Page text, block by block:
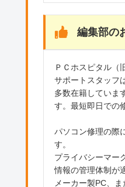
島/佐土原町下富
町/下原町/昭栄町/
王町/大工/高岡町
爪/西池町/錦本町/
町/船塚/古城町/平
山/マナビ野/丸島
町/矢の先町/山崎
編集部の
ＰＣホスピタル（
サポートスタッフ
多数在籍していま
す。最短即日での
パソコン修理の際
す。
プライバシーマー
情報の管理体制が
メーカー製PC、